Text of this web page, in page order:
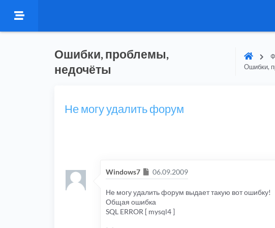
Ошибки, проблемы,
недочёты
Ошибки,
Не могу удалить форум
Windows7 Сообщение
06.09.2009
Не могу удалить форум выдает такую вот ошибку!
Общая ошибка
SQL ERROR [ mysql4 ]